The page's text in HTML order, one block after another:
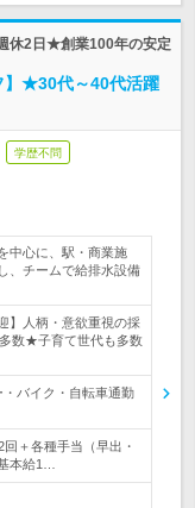
休2日★創業100年の安定
★30代～40代活躍
学歴不問
中心に、駅・商業施
、チームで給排水設備
】人柄・意欲重視の採
数★子育て世代も多数
バイク・自転車通勤
＋各種手当（早出・
本給1…